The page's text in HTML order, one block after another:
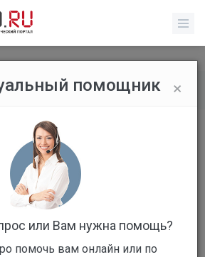
указания категории
и
материнская
спустя полго ..
Вопрос уже решен
×
помощник
или Вам нужна помощь?
помочь вам онлайн или по